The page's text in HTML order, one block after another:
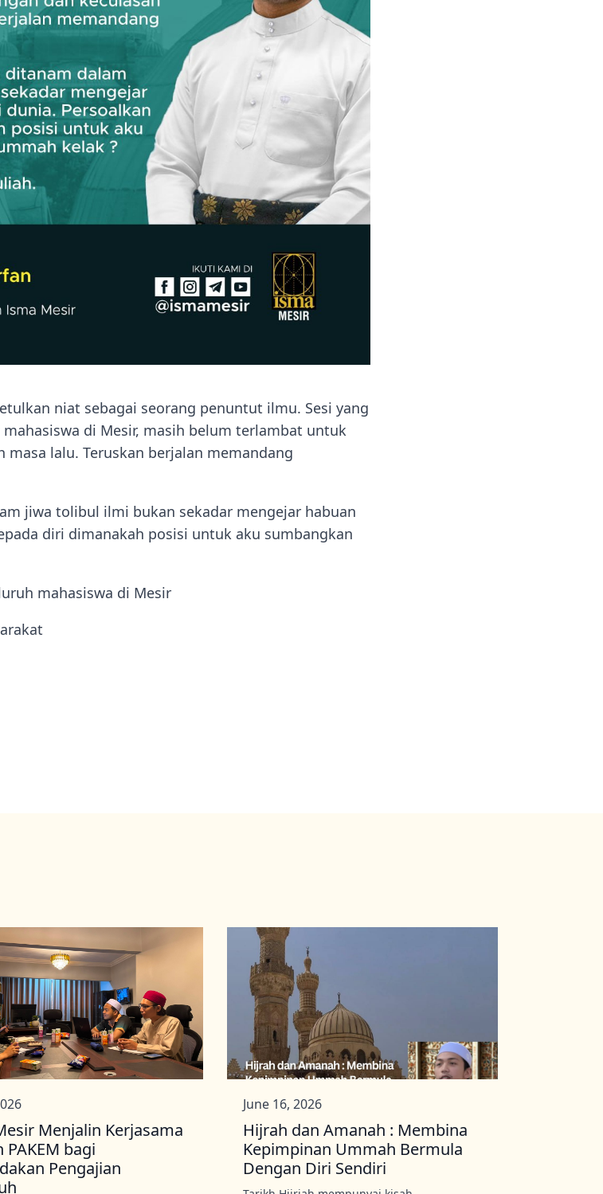
niat sebagai seorang penuntut ilmu. Sesi yang
di Mesir, masih belum terlambat untuk
lalu. Teruskan berjalan memandang
jiwa tolibul ilmi bukan sekadar mengejar habuan
diri dimanakah posisi untuk aku sumbangkan
mahasiswa di Mesir
Menjalin Kerjasama
PAKEM bagi
Pengajian
Hijrah dan Amanah : Membina
Kepimpinan Ummah Bermula
Dengan Diri Sendiri
June 16, 2026